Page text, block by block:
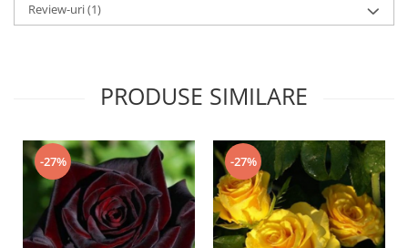
Review-uri(1)
PRODUSE SIMILARE
-27% -27%